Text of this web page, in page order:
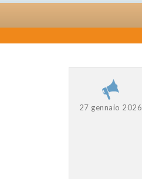
27 gennaio 2026